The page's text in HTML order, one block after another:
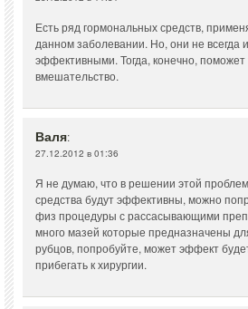
Есть ряд гормональных средств,
данном заболевании. Но, они не всегда
эффективными. Тогда, конечно, поможет
вмешательство.
Валя:
27.12.2012 в 01:36
Я не думаю, что в решении этой
средства будут эффективны, можно
физ процедуры с рассасывающими
много мазей которые предназначены
рубцов, попробуйте, может эффект
прибегать к хирургии.